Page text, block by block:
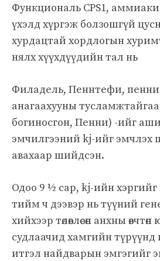
Функциональ CPS1,
үхэлд хүргэж болзошгүй
хурдацтай хордлогын
нялх хүүхдүүдийн тал нь
Филадель, Пеннтефи,
анагаахууны тусламжтайгаар
богиносгон, Пенни) -ийг
эмчилгээний kj-ийг эмчлэх
авахаар шийдсэн.
Одоо 9 ½ сар, kj-ийн хэргийг
тийм ч дээвэр нь түүний
хийхээр төлөвлөсөн анхны
судлаачид хамгийн түрүүнд
итгэл найдварын эмгэгийг